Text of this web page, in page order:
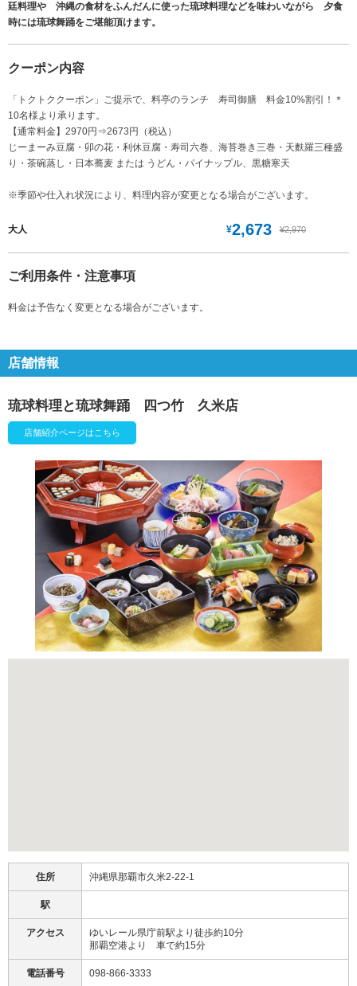
廷料理や 沖縄の食材をふんだんに使った琉球料理などを味わいながら 夕食
時には琉球舞踊をご堪能頂けます。
クーポン内容
「トクトククーポン」ご提示で、料亭のランチ 寿司御膳 料金10%割引！＊
10名様より承ります。
【通常料金】2970円⇒2673円（税込）
じーまーみ豆腐・卯の花・利休豆腐・寿司六巻、海苔巻き三巻・天麩羅三種盛
り・茶碗蒸し・日本蕎麦 または うどん・パイナップル、黒糖寒天
※季節や仕入れ状況により、料理内容が変更となる場合がございます。
大人 ¥2,673 ¥2,970
ご利用条件・注意事項
料金は予告なく変更となる場合がございます。
店舗情報
琉球料理と琉球舞踊 四つ竹 久米店
店舗紹介ページはこちら
住所 沖縄県那覇市久米2-22-1
駅
アクセス
ゆいレール県庁前駅より徒歩約10分
那覇空港より 車で約15分
電話番号 098-866-3333